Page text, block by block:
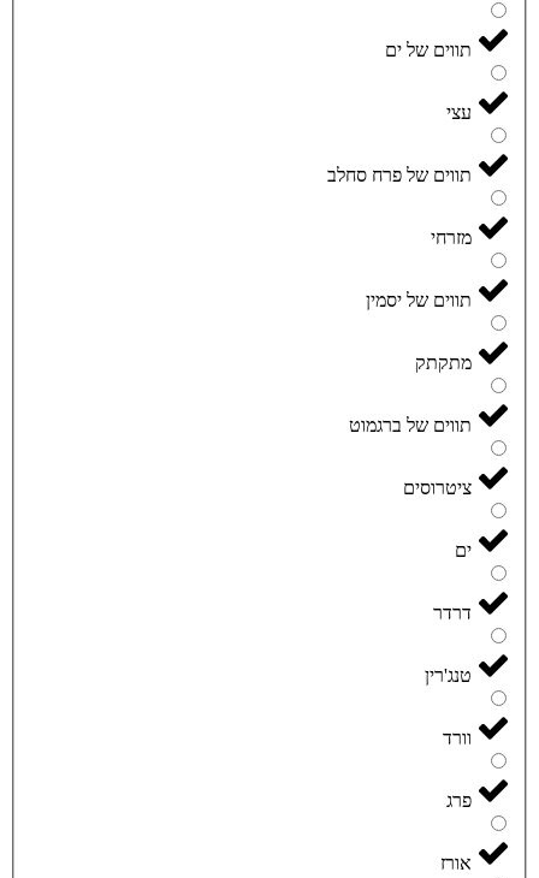
תווים של ים
עצי
תווים של פרח סחלב
מזרחי
תווים של יסמין
מתקתק
תווים של ברגמוט
ציטרוסים
ים
דרדר
טנג'רין
וורד
פרג
אורז